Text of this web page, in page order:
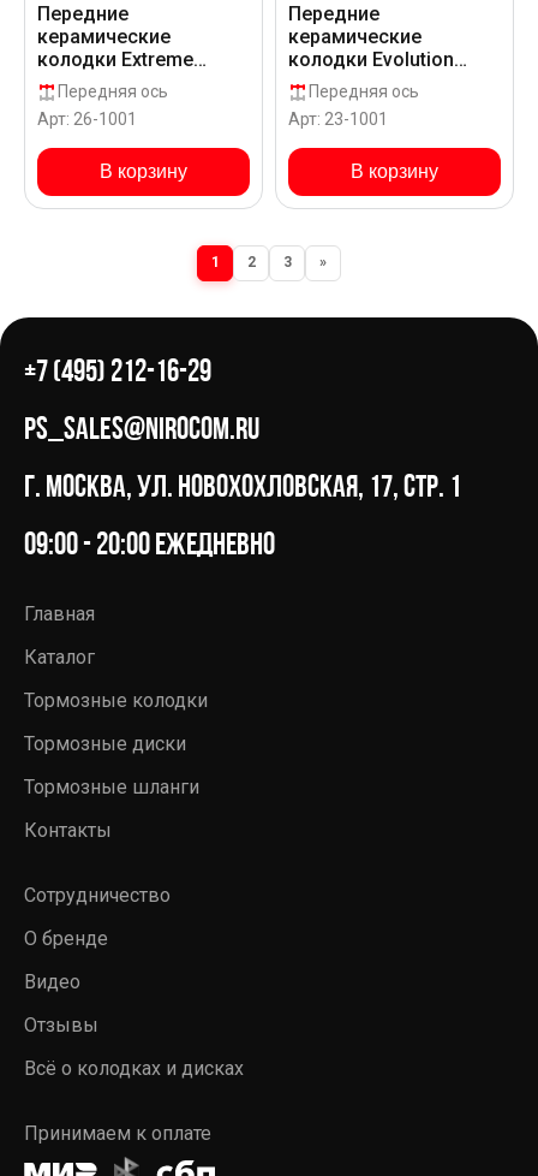
Передние
керамические
колодки Extreme
Street Performance
Z26 для Alfa Romeo
159 X8
Передняя ось
Арт: 26-1001
В корзину
Передние
керамические
колодки Evolution
Sport Z23 для Alfa
Romeo 159 X8
Передняя ось
Арт: 23-1001
В корзину
1 2 3 »
+7 (495) 212-16-29
ps_sales@nirocom.ru
г. Москва, ул. Новохохловская, 17, стр. 1
09:00 - 20:00 ежедневно
Главная
Каталог
Тормозные колодки
Тормозные диски
Тормозные шланги
Контакты
Сотрудничество
О бренде
Видео
Отзывы
Всё о колодках и дисках
Принимаем к оплате